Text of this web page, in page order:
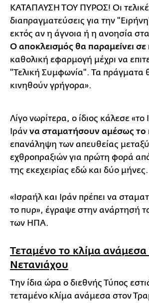
ΚΑΤΑΠΑΥΣΗ ΤΟΥ ΠΥΡΟΣ! Οι
διαπραγματεύσεις για την
εκτός αν η άγνοια ή η ανοησία
Ο αποκλεισμός θα παραμείνει σε
καθολική εφαρμογή μέχρι να
"Τελική Συμφωνία". Τα πράγματα
κινηθούν γρήγορα».
Λίγο νωρίτερα, ο ίδιος κάλεσε «το
Ιράν να σταματήσουν αμέσως το
επανάληψη των απευθείας
εχθροπραξιών για πρώτη φορά
της εκεχειρίας εδώ και δύο μήνες.
«Ισραήλ και Ιράν πρέπει να
το πυρ», έγραψε στην ανάρτησή
των ΗΠΑ.
Τεταμένο το κλίμα ανάμεσα
Νετανιάχου
Την ίδια ώρα ο διεθνής Τύπος
τεταμένο κλίμα ανάμεσα στον